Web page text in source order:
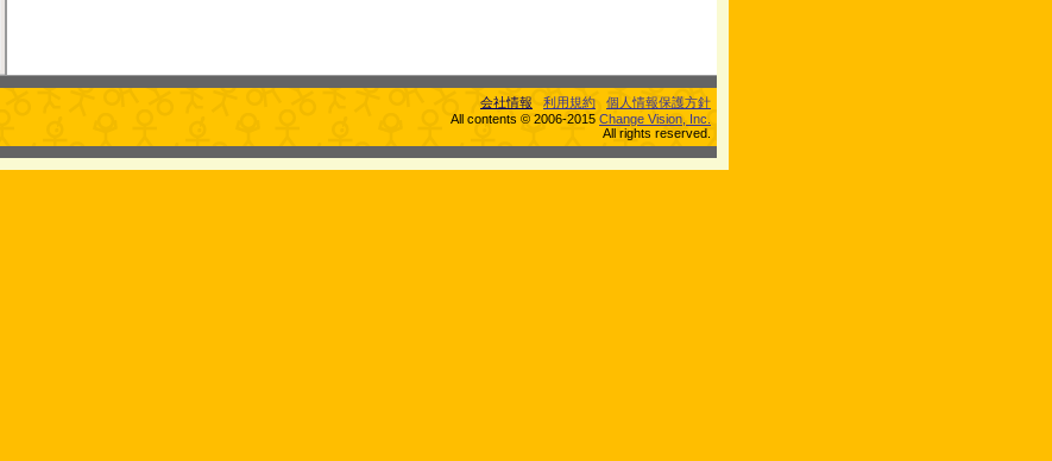
会社情報 利用規約
個人情報保護方針
All contents © 2006-2015 Change Vision, Inc.
All rights reserved.